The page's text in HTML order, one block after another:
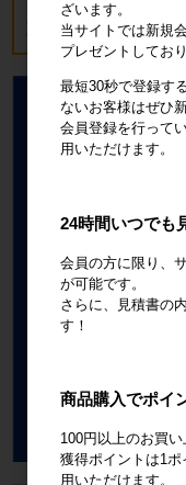
18,700円税込
ざいます。
当サイトでは新規
プレゼントしてお
最短30秒で登録す
ないお客様はぜひ
会員登録を行って
用いただけます。
24時間いつでも
会員の方に限り、
が可能です。
さらに、見積書の
す！
商品購入でポイ
100円以上のお買い
獲得ポイントは1
用いただけます。